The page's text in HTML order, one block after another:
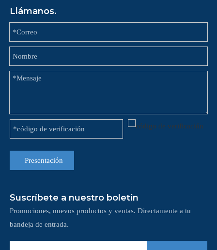
Llámanos.
Presentación
Suscríbete a nuestro boletín
Promociones, nuevos productos y ventas. Directamente a tu
bandeja de entrada.